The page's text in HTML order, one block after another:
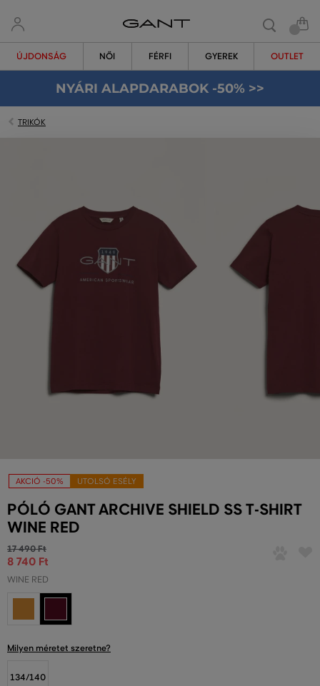
ÚJDONSÁG NŐI FÉRFI GYEREK OUTLET
NYÁRI ALAPDARABOK -50% >>
TRIKÓK
AKCIÓ -50% UTOLSÓ ESÉLY
PÓLÓ GANT ARCHIVE SHIELD SS T-SHIRT
WINE RED
17 490 Ft
8 740 Ft
WINE RED
Milyen méretet szeretne?
134/140